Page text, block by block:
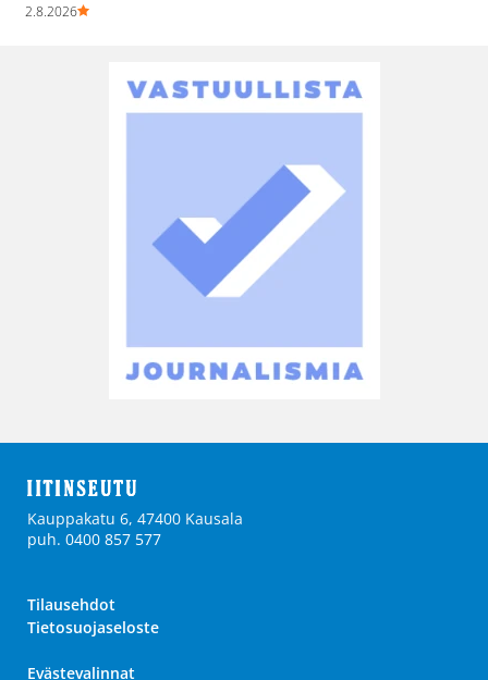
2.8.2026
Kauppakatu 6, 47400 Kausala
puh. 0400 857 577
Tilausehdot
Tietosuojaseloste
Evästevalinnat